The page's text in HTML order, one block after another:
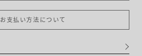
お支払い方法について